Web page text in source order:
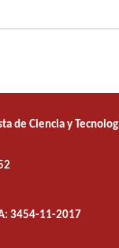
de Ciencia y
3454-11-2017